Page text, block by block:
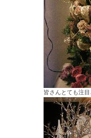
皆さんとても注